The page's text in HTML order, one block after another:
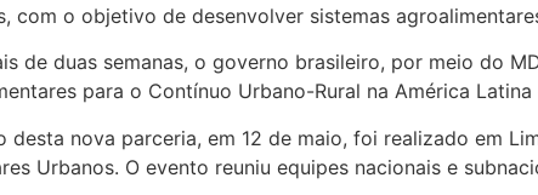
com o objetivo de desenvolver sistemas
de duas semanas, o governo brasileiro, por meio do
para o Contínuo Urbano-Rural na América
desta nova parceria, em 12 de maio, foi realizado em
Urbanos. O evento reuniu equipes nacionais e